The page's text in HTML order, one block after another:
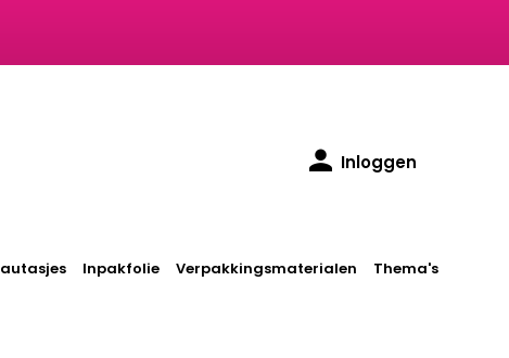
Inloggen
Inpakfolie Verpakkingsmaterialen Thema's